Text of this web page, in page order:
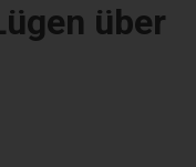
über